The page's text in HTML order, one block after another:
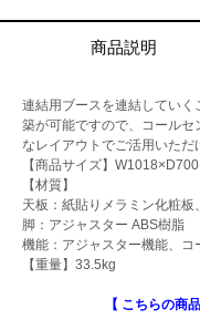
商品説明
連結用ブースを連結してい
築が可能ですので、コールセ
なレイアウトでご活用いただ
【商品サイズ】
【材質】
天板：紙貼りメラミン化粧板
脚：アジャスター ABS樹脂
機能：アジャスター機能、コ
【重量】33.5kg
【 こちらの商